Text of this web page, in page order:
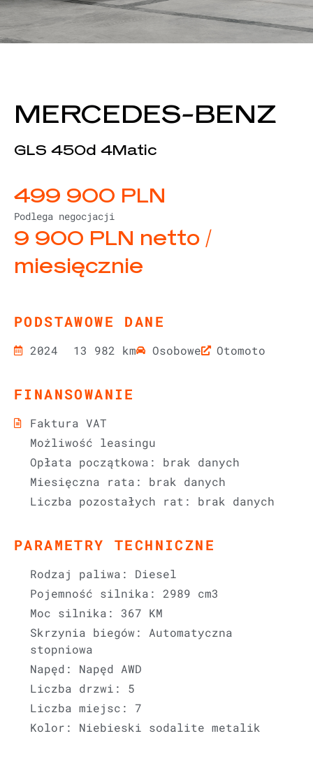
MERCEDES-BENZ
GLS 450d 4Matic
499 900 PLN
Podlega negocjacji
9 900 PLN netto /
miesięcznie
PODSTAWOWE DANE
2024 13 982 km Osobowe Otomoto
FINANSOWANIE
Faktura VAT
Możliwość leasingu
Opłata początkowa: brak danych
Miesięczna rata: brak danych
Liczba pozostałych rat: brak danych
PARAMETRY TECHNICZNE
Rodzaj paliwa: Diesel
Pojemność silnika: 2989 cm3
Moc silnika: 367 KM
Skrzynia biegów: Automatyczna
stopniowa
Napęd: Napęd AWD
Liczba drzwi: 5
Liczba miejsc: 7
Kolor: Niebieski sodalite metalik